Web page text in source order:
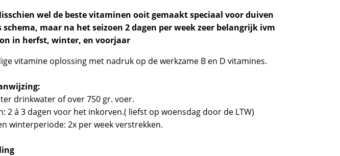
wel de beste vitaminen ooit gemaakt speciaal voor duiven
schema, maar na het seizoen 2 dagen per week zeer belangrijk ivm
in herfst, winter, en voorjaar
vitamine oplossing met nadruk op de werkzame B en D vitamines.
drinkwater of over 750 gr. voer.
2 á 3 dagen voor het inkorven.( liefst op woensdag door de LTW)
winterperiode: 2x per week verstrekken.